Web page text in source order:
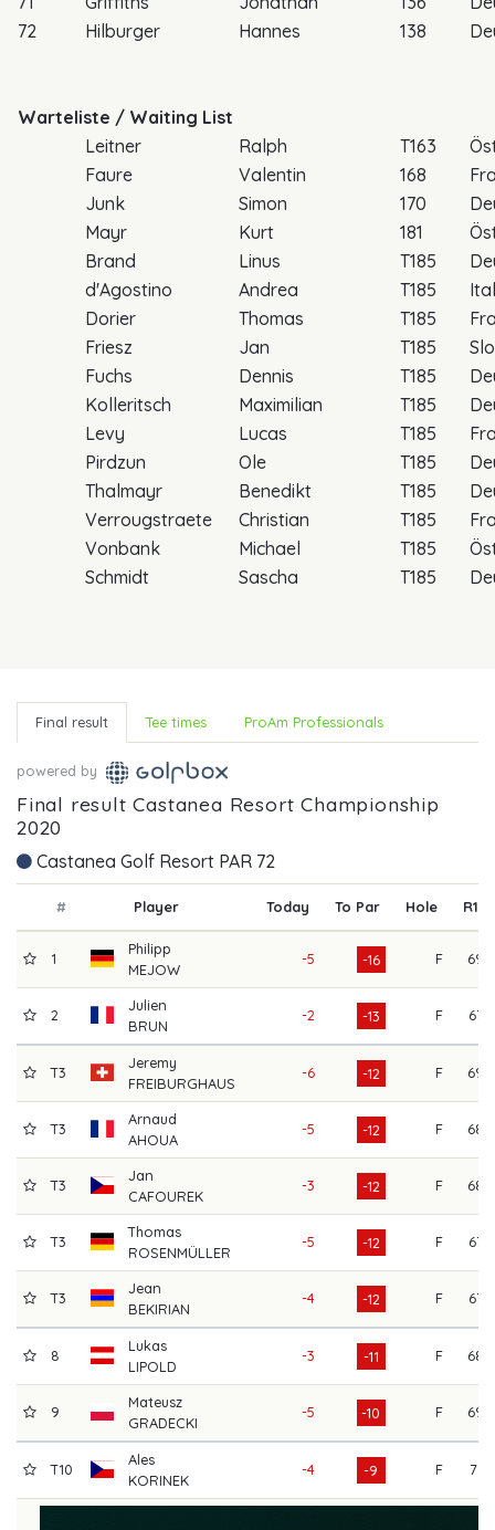
72
Hilburger Hannes 138
Warteliste / Waiting List
Leitner
Ralph T163
Faure
Valentin 168
Junk
Simon 170
Mayr
Kurt 181
Brand
Linus T185
d'Agostino
Andrea T185
Dorier
Thomas T185
Friesz
Jan T185
Fuchs
Dennis T185
Kolleritsch
Maximilian T185
Levy
Lucas T185
Pirdzun
Ole T185
Thalmayr
Benedikt T185
Verrougstraete
Christian T185
Vonbank
Michael T185
Schmidt
Sascha T185
Final result Tee times ProAm Professionals
powered by
Final result Castanea Resort Championship
2020
Castanea Golf Resort PAR 72
# Player Today To Par Hole R1
1
Philipp
MEJOW
-5 -16 F 69
2
Julien
BRUN
-2 -13 F 67
T3
Jeremy
FREIBURGHAUS
-6 -12 F 69
T3
Arnaud
AHOUA
-5 -12 F 68
T3
Jan
CAFOUREK
-3 -12 F 68
T3
Thomas
ROSENMÜLLER
-5 -12 F 67
T3
Jean
BEKIRIAN
-4 -12 F 67
8
Lukas
LIPOLD
-3 -11 F 68
9
Mateusz
GRADECKI
-5 -10 F 69
T10
Ales
KORINEK
-4 -9 F 71